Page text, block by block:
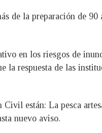
de la preparación de 90
en los riesgos de
la respuesta de las
Civil están: La pesca
nuevo aviso.